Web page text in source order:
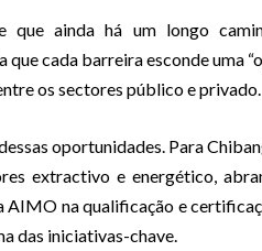
que ainda há um longo
cada barreira esconde uma
os sectores público e privado.
oportunidades. Para
extractivo e energético,
na qualificação e
das iniciativas-chave.